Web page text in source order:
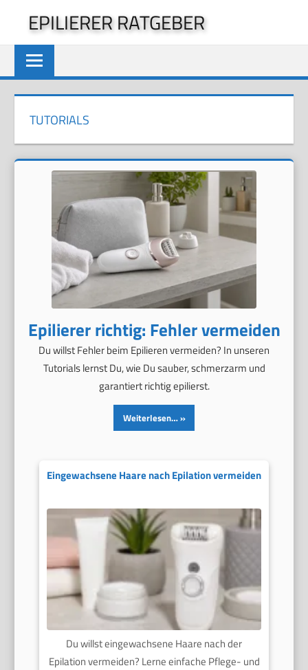
springen
EPILIERER RATGEBER
TUTORIALS
Epilierer richtig: Fehler vermeiden
Du willst Fehler beim Epilieren vermeiden? In unseren
Tutorials lernst Du, wie Du sauber, schmerzarm und
garantiert richtig epilierst.
Weiterlesen…
Eingewachsene Haare nach Epilation vermeiden
Du willst eingewachsene Haare nach der
Epilation vermeiden? Lerne einfache Pflege- und